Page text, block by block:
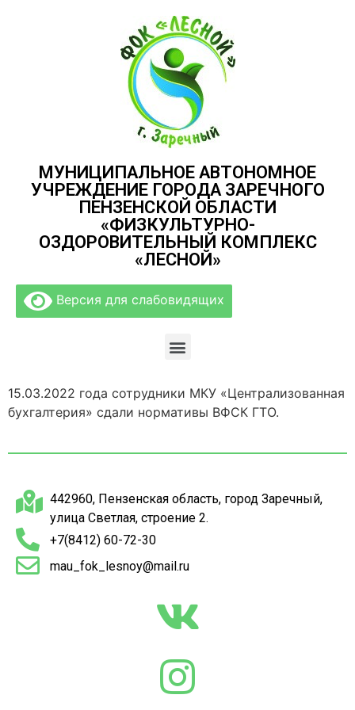
МУНИЦИПАЛЬНОЕ АВТОНОМНОЕ
УЧРЕЖДЕНИЕ ГОРОДА ЗАРЕЧНОГО
ПЕНЗЕНСКОЙ ОБЛАСТИ
«ФИЗКУЛЬТУРНО-
ОЗДОРОВИТЕЛЬНЫЙ КОМПЛЕКС
«ЛЕСНОЙ»
Версия для слабовидящих
15.03.2022 года сотрудники МКУ «Централизованная
бухгалтерия» сдали нормативы ВФСК ГТО.
442960, Пензенская область, город Заречный,
улица Светлая, строение 2.
+7(8412) 60-72-30
mau_fok_lesnoy@mail.ru